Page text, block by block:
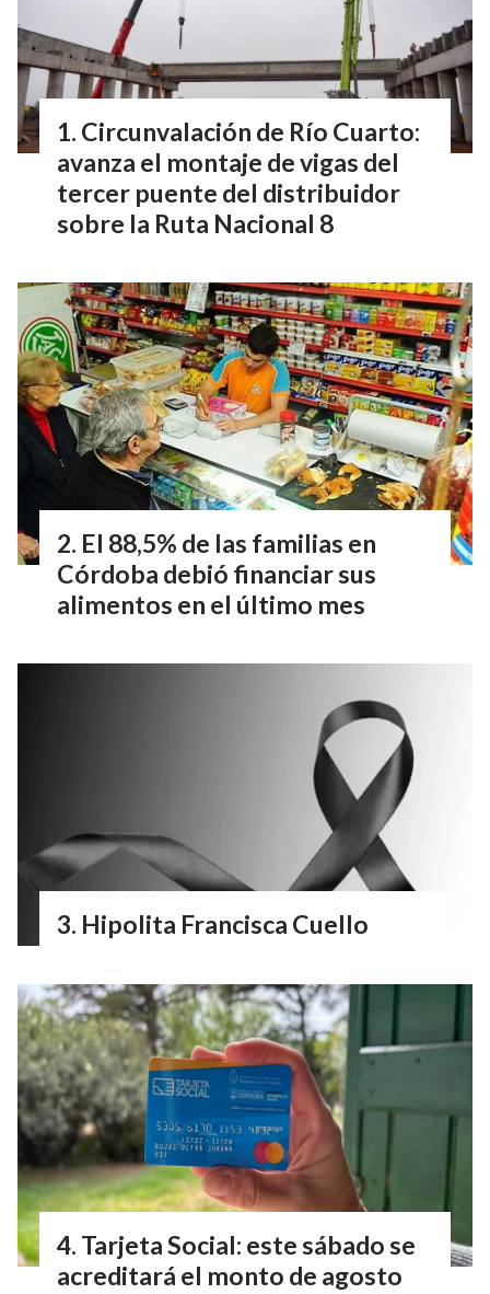
Circunvalación de Río Cuarto:
avanza el montaje de vigas del
tercer puente del distribuidor
sobre la Ruta Nacional 8
El 88,5% de las familias en
Córdoba debió financiar sus
alimentos en el último mes
Hipolita Francisca Cuello
Tarjeta Social: este sábado se
acreditará el monto de agosto